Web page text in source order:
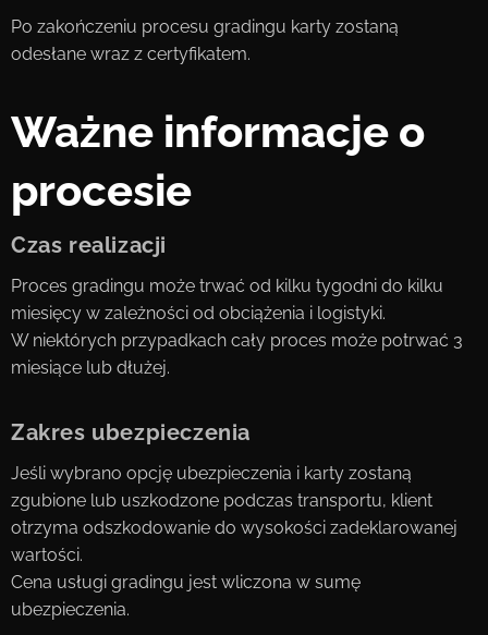
Po zakończeniu procesu gradingu karty zostaną
odesłane wraz z certyfikatem.
Ważne informacje o
procesie
Czas realizacji
Proces gradingu może trwać od kilku tygodni do kilku
miesięcy w zależności od obciążenia i logistyki.
W niektórych przypadkach cały proces może potrwać 3
miesiące lub dłużej.
Zakres ubezpieczenia
Jeśli wybrano opcję ubezpieczenia i karty zostaną
zgubione lub uszkodzone podczas transportu, klient
otrzyma odszkodowanie do wysokości zadeklarowanej
wartości.
Cena usługi gradingu jest wliczona w sumę
ubezpieczenia.